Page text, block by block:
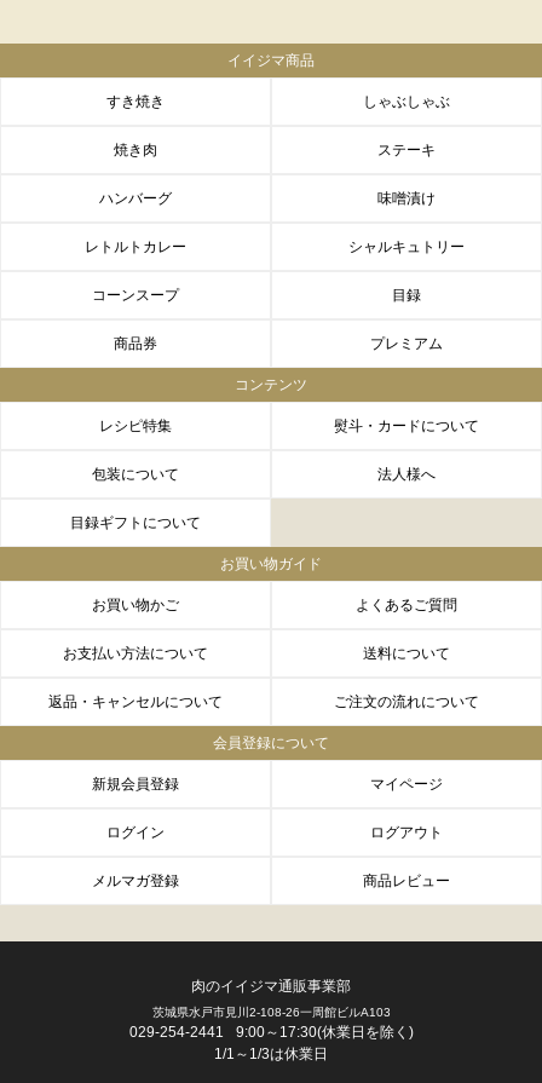
FACEBOOK twitter instagram
イイジマ商品
すき焼き しゃぶしゃぶ
焼き肉 ステーキ
ハンバーグ 味噌漬け
レトルトカレー シャルキュトリー
コーンスープ 目録
商品券 プレミアム
コンテンツ
レシピ特集 熨斗・カードについて
包装について 法人様へ
目録ギフトについて
お買い物ガイド
お買い物かご よくあるご質問
お支払い方法について 送料について
返品・キャンセルについて ご注文の流れについて
会員登録について
新規会員登録 マイページ
ログイン ログアウト
メルマガ登録 商品レビュー
肉のイイジマ通販事業部
茨城県水戸市見川2-108-26一周館ビルA103
029-254-2441
9:00～17:30(休業日を除く)
1/1～1/3は休業日